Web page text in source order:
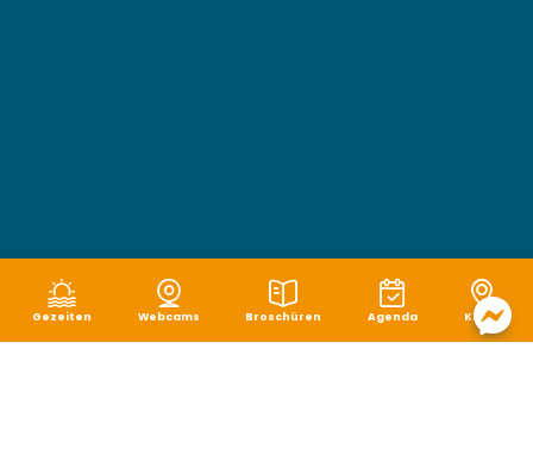
Gezeiten Webcams Broschüren Agenda Karte